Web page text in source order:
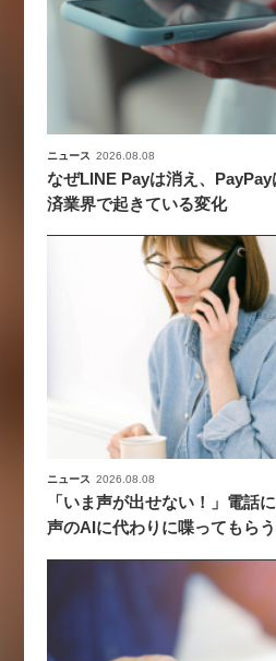
ニュース 2026.08.08
なぜLINE Payは消え、
済業界で起きている変化
ニュース 2026.08.08
「いま声が出せない！」電話
声のAIに代わりに喋ってもら